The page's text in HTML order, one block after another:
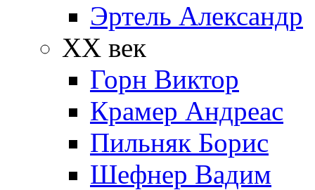
Эртель Александр
XX век
Горн Виктор
Крамер Андреас
Пильняк Борис
Шефнер Вадим